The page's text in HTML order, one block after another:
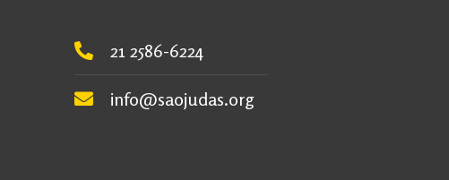
21 2586-6224
info@saojudas.org